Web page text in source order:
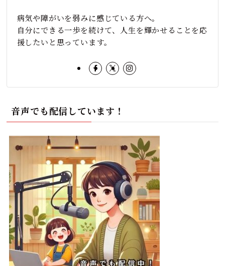
病気や障がいを弱みに感じている方へ。
自分にできる一歩を続けて、人生を輝かせることを応
援したいと思っています。
音声でも配信しています！